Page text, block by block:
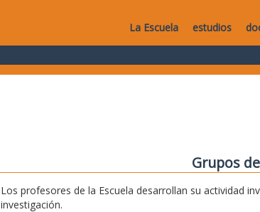
La Escuela estudios
Grupos
Los profesores de la Escuela desarrollan su actividad
investigación.